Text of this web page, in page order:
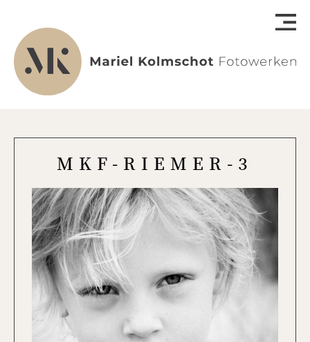
MKF-RIEMER-3